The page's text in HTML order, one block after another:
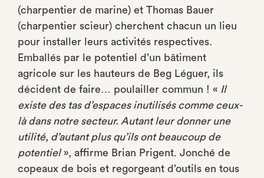
(charpentier de marine) et Thomas Bauer
(charpentier scieur) cherchent chacun un lieu
pour installer leurs activités respectives.
Emballés par le potentiel d’un bâtiment
agricole sur les hauteurs de Beg Léguer, ils
décident de faire… poulailler commun ! « Il
existe des tas d’espaces inutilisés comme ceux-
là dans notre secteur. Autant leur donner une
utilité, d’autant plus qu’ils ont beaucoup de
potentiel», affirme Brian Prigent. Jonché de
copeaux de bois et regorgeant d’outils en tous